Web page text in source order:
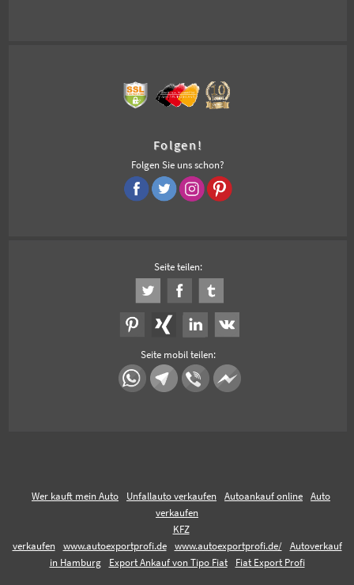
Folgen!
Folgen Sie uns schon?
Seite teilen:
Seite mobil teilen:
Wer kauft mein Auto Unfallauto verkaufen Autoankauf online
Auto
verkaufen
KFZ
verkaufen
www.autoexportprofi.de www.autoexportprofi.de/
Autoverkauf
in Hamburg
Export Ankauf von Tipo Fiat Fiat Export Profi